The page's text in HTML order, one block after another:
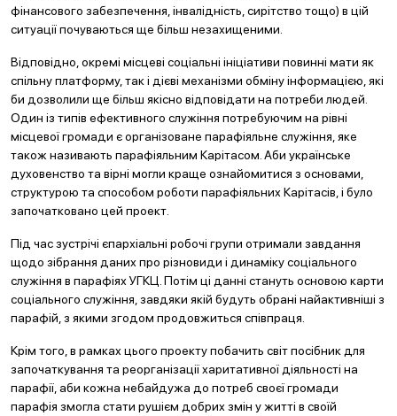
фінансового забезпечення, інвалідність, сирітство тощо) в цій
ситуації почуваються ще більш незахищеними.
Відповідно, окремі місцеві соціальні ініціативи повинні мати як
спільну платформу, так і дієві механізми обміну інформацією, які
би дозволили ще більш якісно відповідати на потреби людей.
Один із типів ефективного служіння потребуючим на рівні
місцевої громади є організоване парафіяльне служіння, яке
також називають парафіяльним Карітасом. Аби українське
духовенство та вірні могли краще ознайомитися з основами,
структурою та способом роботи парафіяльних Карітасів, і було
започатковано цей проект.
Під час зустрічі єпархіальні робочі групи отримали завдання
щодо зібрання даних про різновиди і динаміку соціального
служіння в парафіях УГКЦ. Потім ці данні стануть основою карти
соціального служіння, завдяки якій будуть обрані найактивніші з
парафій, з якими згодом продовжиться співпраця.
Крім того, в рамках цього проекту побачить світ посібник для
започаткування та реорганізації харитативної діяльності на
парафії, аби кожна небайдужа до потреб своєї громади
парафія змогла стати рушієм добрих змін у житті в своїй